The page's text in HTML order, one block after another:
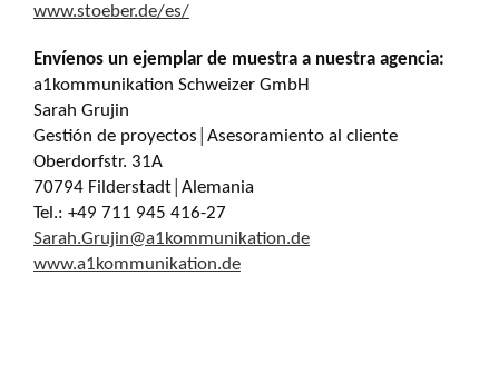
www.stoeber.de/es/
Envíenos un ejemplar de muestra a nuestra agencia:
a1kommunikation Schweizer GmbH
Sarah Grujin
Gestión de proyectos│Asesoramiento al cliente
Oberdorfstr. 31A
70794 Filderstadt│Alemania
Tel.: +49 711 945 416-27
Sarah.Grujin@a1kommunikation.de
www.a1kommunikation.de